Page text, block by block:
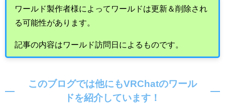
ワールド製作者様によってワールドは更新＆削除され
る可能性があります。
記事の内容はワールド訪問日によるものです。
このブログでは他にもVRChatのワール
ドを紹介しています！